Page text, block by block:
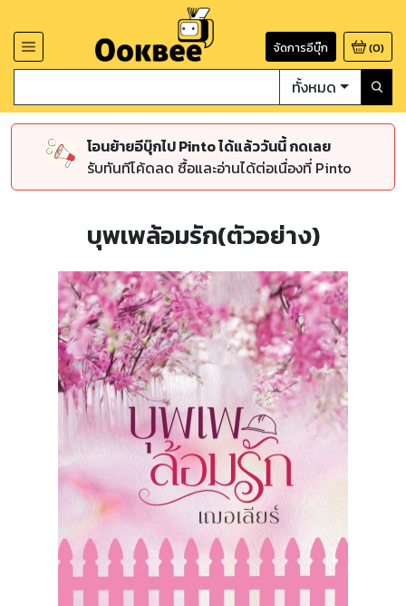
จัดการอีบุ๊ก (0)
ทั้งหมด
โอนย้ายอีบุ๊กไป Pinto ได้แล้ววันนี้ กดเลย
รับทันทีโค้ดลด ซื้อและอ่านได้ต่อเนื่องที่ Pinto
บุพเพล้อมรัก(ตัวอย่าง)